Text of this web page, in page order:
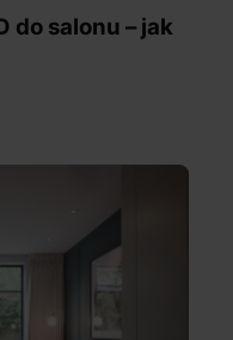
do salonu – jak